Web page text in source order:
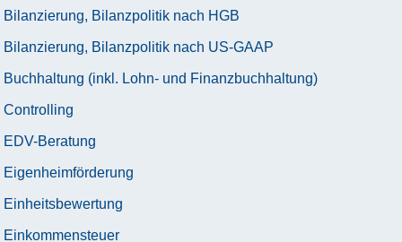
Bilanzierung, Bilanzpolitik nach HGB
Bilanzierung, Bilanzpolitik nach US-GAAP
Buchhaltung (inkl. Lohn- und Finanzbuchhaltung)
Controlling
EDV-Beratung
Eigenheimförderung
Einheitsbewertung
Einkommensteuer